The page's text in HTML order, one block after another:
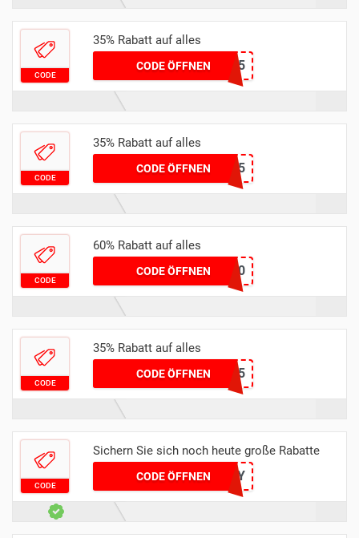
CODE
35% Rabatt auf alles
CODE ÖFFNENNIKOLA35
CODE
35% Rabatt auf alles
CODE ÖFFNENluisasnd35
CODE
60% Rabatt auf alles
CODE ÖFFNEN
JTFCOOTY60
CODE
35% Rabatt auf alles
CODE ÖFFNEN
Hanadibeauty35
CODE
Sichern Sie sich noch heute große Rabatte
CODE ÖFFNENTRENDY